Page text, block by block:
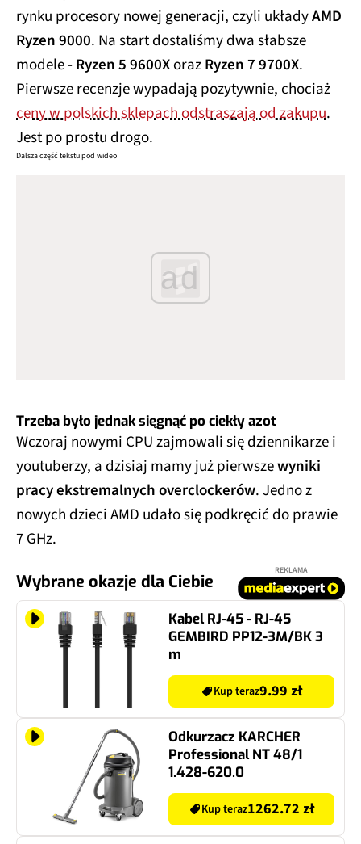
rynku procesory nowej generacji, czyli układyAMD
Ryzen 9000. Na start dostaliśmy dwa słabsze
modele -Ryzen 5 9600XorazRyzen 7 9700X.
Pierwsze recenzje wypadają pozytywnie, chociaż
ceny w polskich sklepach odstraszają od zakupu.
Jest po prostu drogo.
Dalsza część tekstu pod wideo
ad
Trzeba było jednak sięgnąć po ciekły azot
Wczoraj nowymi CPU zajmowali się dziennikarze i
youtuberzy, a dzisiaj mamy już pierwszewyniki
pracy ekstremalnych overclockerów. Jedno z
nowych dzieci AMD udało się podkręcić do prawie
7 GHz.
Wybrane okazje dla Ciebie
REKLAMA
Kabel RJ-45 - RJ-45
GEMBIRD PP12-3M/BK 3
m
Kup teraz9.99 zł
Odkurzacz KARCHER
Professional NT 48/1
1.428-620.0
Kup teraz1262.72 zł